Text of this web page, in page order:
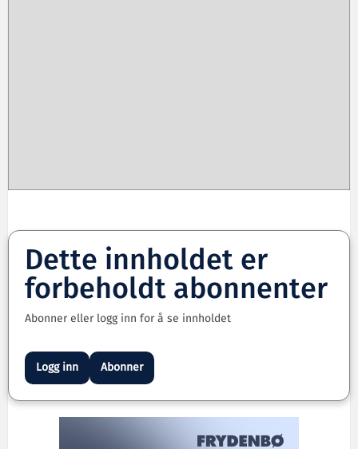
Dette innholdet er
forbeholdt abonnenter
Abonner eller logg inn for å se innholdet
Logg inn Abonner